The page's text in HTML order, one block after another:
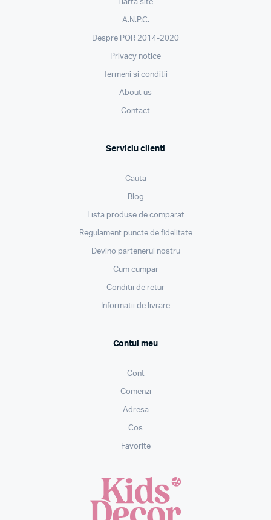
Harta site
A.N.P.C.
Despre POR 2014-2020
Privacy notice
Termeni si conditii
About us
Contact
Serviciu clienti
Cauta
Blog
Lista produse de comparat
Regulament puncte de fidelitate
Devino partenerul nostru
Cum cumpar
Conditii de retur
Informatii de livrare
Contul meu
Cont
Comenzi
Adresa
Cos
Favorite